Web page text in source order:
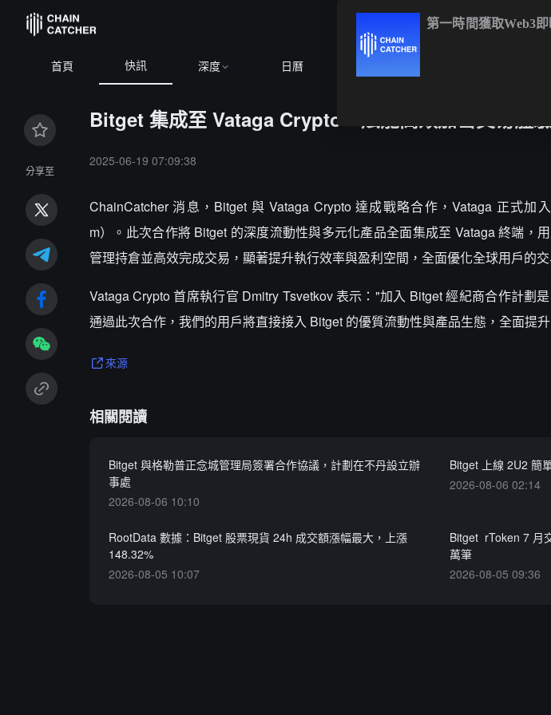
首頁 快訊 深度 日曆
分享至
Bitget 集成至 Vataga Crypto，賦能高效加密交易體
2025-06-19 07:09:38
ChainCatcher 消息，Bitget 與 Vataga Crypto 達成戰略合作，Vataga 正式加
m）。此次合作將 Bitget 的深度流動性與多元化產品全面集成至 Vataga 終端，
管理持倉並高效完成交易，顯著提升執行效率與盈利空間，全面優化全球用戶的交
Vataga Crypto 首席執行官 Dmitry Tsvetkov 表示："加入 Bitget 經紀商合作計劃
通過此次合作，我們的用戶將直接接入 Bitget 的優質流動性與產品生態，全面提
來源
相關閱讀
Bitget 與格勒普正念城管理局簽署合作協議，計劃在不丹設立辦
事處
2026-08-06 10:10
Bitget 上線 2U2 簡
2026-08-06 02:14
RootData 數據：Bitget 股票現貨 24h 成交額漲幅最大，上漲
148.32%
2026-08-05 10:07
Bitget rToken 7 月
萬筆
2026-08-05 09:36
第一時間獲取Web3